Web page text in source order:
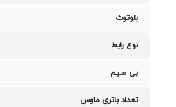
بلوتوث
نوع رابط
بی سیم
تعداد باتری ماوس